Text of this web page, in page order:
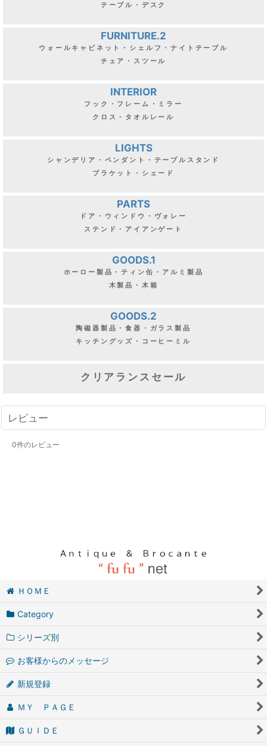
テーブル・デスク
FURNITURE.2
ウォールキャビネット・シェルフ・ナイトテーブル
チェア・スツール
INTERIOR
フック・フレーム・ミラー
クロス・タオルレール
LIGHTS
シャンデリア・ペンダント・テーブルスタンド
ブラケット・シェード
PARTS
ドア・ウィンドウ・ヴォレー
ステンド・アイアンゲート
GOODS.1
ホーロー製品・ティン缶・アルミ製品
木製品・木箱
GOODS.2
陶磁器製品・食器・ガラス製品
キッチングッズ・コーヒーミル
クリアランスセール
レビュー
0件のレビュー
ＨＯＭＥ
Category
シリーズ別
お客様からのメッセージ
新規登録
ＭＹ ＰＡＧＥ
ＧＵＩＤＥ